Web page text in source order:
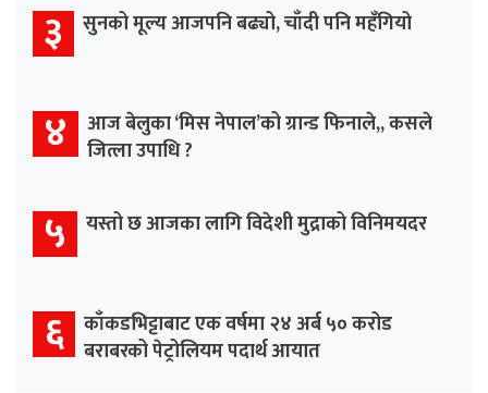
३ सुनको मूल्य आजपनि बढ्यो, चाँदी पनि महँगियो
४
आज बेलुका ‘मिस नेपाल’को ग्रान्ड फिनाले,, कसले
जित्ला उपाधि ?
५ यस्तो छ आजका लागि विदेशी मुद्राको विनिमयदर
६ काँकडभिट्टाबाट एक वर्षमा २४ अर्ब ५० करोड
बराबरको पेट्रोलियम पदार्थ आयात